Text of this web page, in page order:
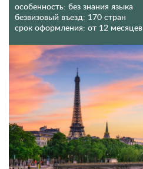
особенность: без знания языка
безвизовый въезд: 170 стран
срок оформления: от 12 месяцев